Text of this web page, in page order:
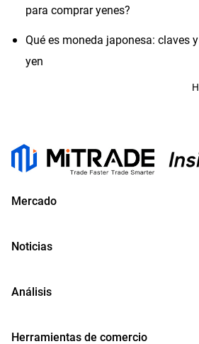
para comprar yenes?
Qué es moneda japonesa: claves
yen
Mercado
Noticias
Análisis
Herramientas de comercio